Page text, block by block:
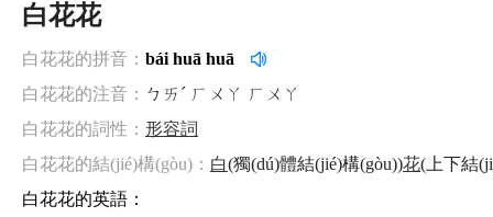
白花花
白花花的拼音： bái huā huā
白花花的注音： ㄅㄞˊ ㄏㄨㄚ ㄏㄨㄚ
白花花的詞性： 形容詞
白花花的結(jié)構(gòu)： 白(獨(dú)體結(jié)構(gòu))花(上下結
白花花的英語：